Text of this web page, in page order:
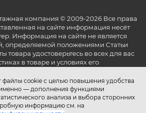
файлы cookie с целью повышения удобства
— дополнения функциями
анализа и выбора сторонних
информацию см. на
компания © 2009-2026 Все права
на сайте информация несёт
Информация на сайте не является
определяемой положениями Статьи
товара удостоверьтесь во всех для вас
в товаре и условиях его